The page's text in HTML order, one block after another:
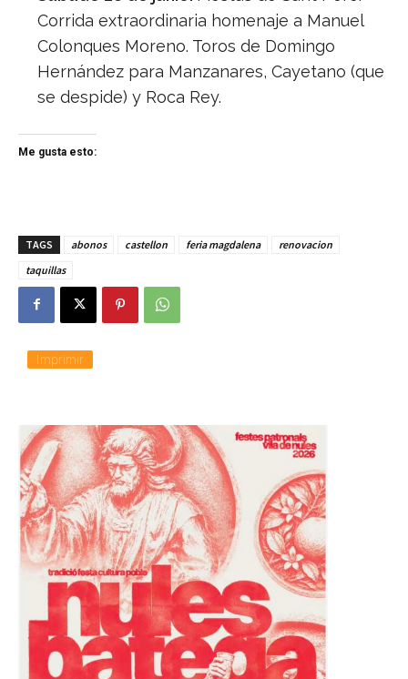
Corrida extraordinaria homenaje a Manuel
Colonques Moreno. Toros de Domingo
Hernández para Manzanares, Cayetano (que
se despide) y Roca Rey.
Me gusta esto:
TAGS abonos castellon feria magdalena
renovacion
taquillas
Imprimir